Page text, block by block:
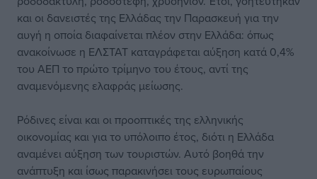
και οι δανειστές της Ελλάδας την Παρασκευή για την
αυγή η οποία διαφαίνεται πλέον στην Ελλάδα: όπως
ανακοίνωσε η ΕΛΣΤΑΤ καταγράφεται αύξηση κατά 0,4%
του ΑΕΠ το πρώτο τρίμηνο του έτους, αντί της
αναμενόμενης ελαφράς μείωσης.
Ρόδινες είναι και οι προοπτικές της ελληνικής
οικονομίας και για το υπόλοιπο έτος, διότι η Ελλάδα
αναμένει αύξηση των τουριστών. Αυτό βοηθά την
ανάπτυξη και ίσως παρακινήσει τους ευρωπαίους